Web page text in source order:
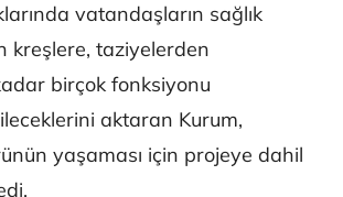
vatandaşların sağlık
kreşlere, taziyelerden
birçok fonksiyonu
aktaran Kurum,
yaşaması için projeye dahil